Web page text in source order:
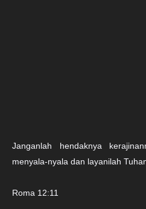
Janganlah hendaknya
menyala-nyala dan layanilah
Roma 12:11